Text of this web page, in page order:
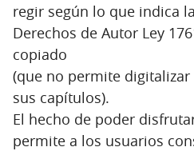
regir según lo que indica
Derechos de Autor Ley
copiado
(que no permite
sus capítulos).
El hecho de poder
permite a los usuarios